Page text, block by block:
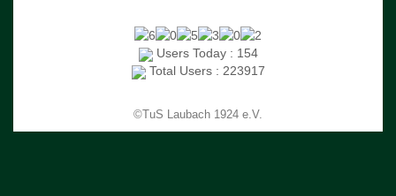
Users Today : 154
Total Users : 223917
©TuS Laubach 1924 e.V.